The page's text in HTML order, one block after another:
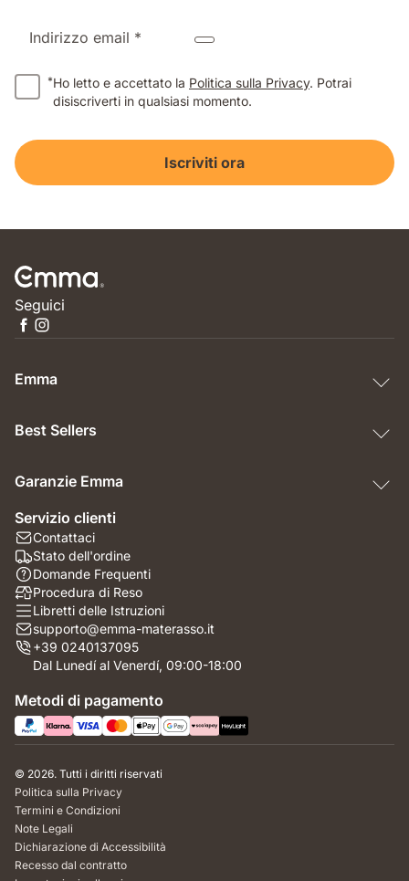
Indirizzo email *
*Ho letto e accettato la Politica sulla Privacy. Potrai
disiscriverti in qualsiasi momento.
Iscriviti ora
Seguici
Emma
Best Sellers
Garanzie Emma
Servizio clienti
Contattaci
Stato dell'ordine
Domande Frequenti
Procedura di Reso
Libretti delle Istruzioni
supporto@emma-materasso.it
+39 0240137095
Dal Lunedí al Venerdí, 09:00-18:00
Metodi di pagamento
© 2026. Tutti i diritti riservati
Politica sulla Privacy
Termini e Condizioni
Note Legali
Dichiarazione di Accessibilità
Recesso dal contratto